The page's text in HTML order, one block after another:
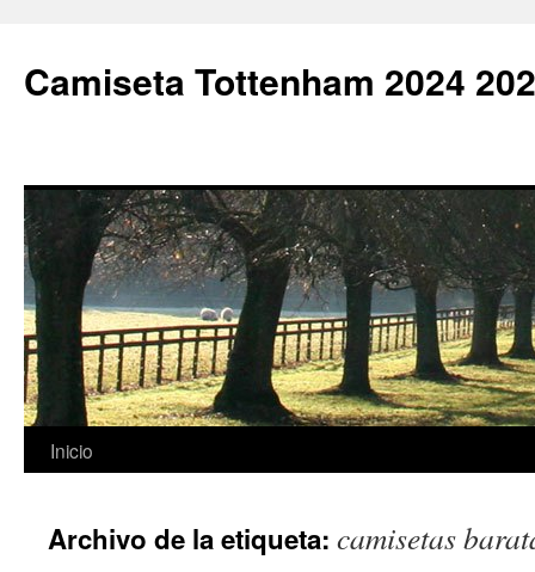
Camiseta Tottenham 2024
Saltar
contenido
Inicio
Archivo de la etiqueta: camisetas